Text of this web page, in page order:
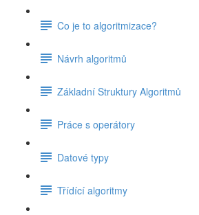
Co je to algoritmizace?
Návrh algoritmů
Základní Struktury Algoritmů
Práce s operátory
Datové typy
Třídící algoritmy